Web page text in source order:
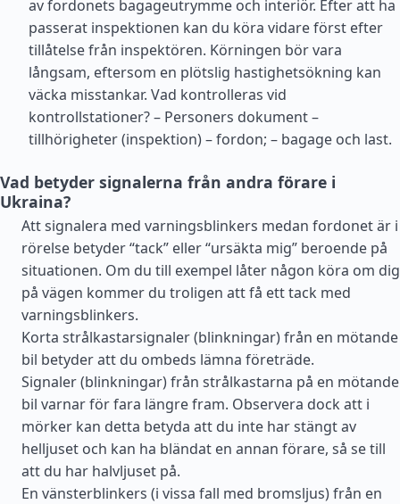
av fordonets bagageutrymme och interiör. Efter att ha
passerat inspektionen kan du köra vidare först efter
tillåtelse från inspektören. Körningen bör vara
långsam, eftersom en plötslig hastighetsökning kan
väcka misstankar. Vad kontrolleras vid
kontrollstationer? – Personers dokument –
tillhörigheter (inspektion) – fordon; – bagage och last.
Vad betyder signalerna från andra förare i
Ukraina?
Att signalera med varningsblinkers medan fordonet är i
rörelse betyder “tack” eller “ursäkta mig” beroende på
situationen. Om du till exempel låter någon köra om dig
på vägen kommer du troligen att få ett tack med
varningsblinkers.
Korta strålkastarsignaler (blinkningar) från en mötande
bil betyder att du ombeds lämna företräde.
Signaler (blinkningar) från strålkastarna på en mötande
bil varnar för fara längre fram. Observera dock att i
mörker kan detta betyda att du inte har stängt av
helljuset och kan ha bländat en annan förare, så se till
att du har halvljuset på.
En vänsterblinkers (i vissa fall med bromsljus) från en